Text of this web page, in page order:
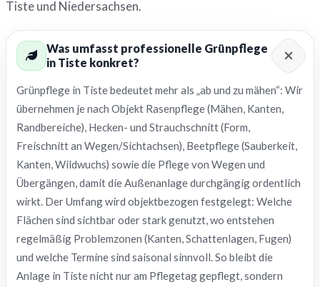
Tiste und Niedersachsen.
Was umfasst professionelle Grünpflege
in Tiste konkret?
Grünpflege in Tiste bedeutet mehr als „ab und zu mähen“: Wir
übernehmen je nach Objekt Rasenpflege (Mähen, Kanten,
Randbereiche), Hecken- und Strauchschnitt (Form,
Freischnitt an Wegen/Sichtachsen), Beetpflege (Sauberkeit,
Kanten, Wildwuchs) sowie die Pflege von Wegen und
Übergängen, damit die Außenanlage durchgängig ordentlich
wirkt. Der Umfang wird objektbezogen festgelegt: Welche
Flächen sind sichtbar oder stark genutzt, wo entstehen
regelmäßig Problemzonen (Kanten, Schattenlagen, Fugen)
und welche Termine sind saisonal sinnvoll. So bleibt die
Anlage in Tiste nicht nur am Pflegetag gepflegt, sondern